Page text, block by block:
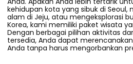
kehidupan kota yang sibuk di Seoul,
alam di Jeju, atau mengeksplorasi
Korea, kami memiliki paket wisata
Dengan berbagai pilihan aktivitas
tersedia, Anda dapat
Anda tanpa harus mengorbankan